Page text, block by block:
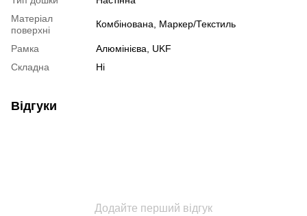
Матеріал
поверхні
Комбінована, Маркер/Текстиль
Рамка
Алюмінієва, UKF
Складна
Ні
Відгуки
Додайте перший відгук